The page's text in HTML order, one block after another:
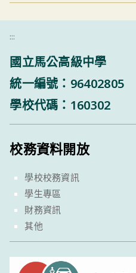
:::
國立馬公高級中學
統一編號：96402805
學校代碼：160302
校務資料開放
學校校務資訊
學生專區
財務資訊
其他